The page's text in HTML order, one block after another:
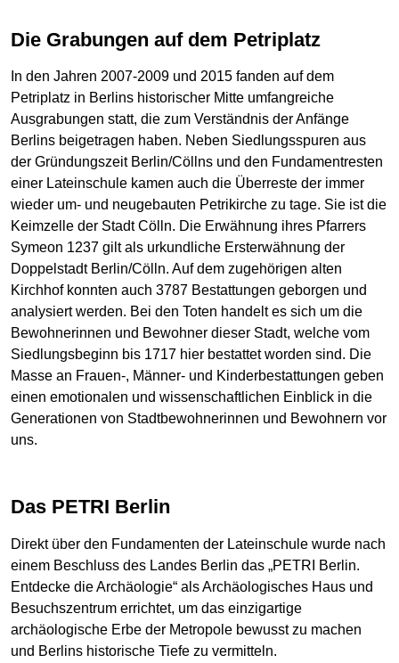
Die Grabungen auf dem Petriplatz
In den Jahren 2007-2009 und 2015 fanden auf dem
Petriplatz in Berlins historischer Mitte umfangreiche
Ausgrabungen statt, die zum Verständnis der Anfänge
Berlins beigetragen haben. Neben Siedlungsspuren aus
der Gründungszeit Berlin/Cöllns und den Fundamentresten
einer Lateinschule kamen auch die Überreste der immer
wieder um- und neugebauten Petrikirche zu tage. Sie ist die
Keimzelle der Stadt Cölln. Die Erwähnung ihres Pfarrers
Symeon 1237 gilt als urkundliche Ersterwähnung der
Doppelstadt Berlin/Cölln. Auf dem zugehörigen alten
Kirchhof konnten auch 3787 Bestattungen geborgen und
analysiert werden. Bei den Toten handelt es sich um die
Bewohnerinnen und Bewohner dieser Stadt, welche vom
Siedlungsbeginn bis 1717 hier bestattet worden sind. Die
Masse an Frauen-, Männer- und Kinderbestattungen geben
einen emotionalen und wissenschaftlichen Einblick in die
Generationen von Stadtbewohnerinnen und Bewohnern vor
uns.
Das PETRI Berlin
Direkt über den Fundamenten der Lateinschule wurde nach
einem Beschluss des Landes Berlin das „PETRI Berlin.
Entdecke die Archäologie“ als Archäologisches Haus und
Besuchszentrum errichtet, um das einzigartige
archäologische Erbe der Metropole bewusst zu machen
und Berlins historische Tiefe zu vermitteln.